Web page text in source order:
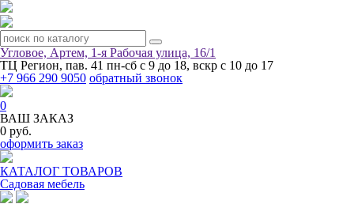
Угловое, Артем, ​1-я Рабочая улица, 16/1
ТЦ Регион, пав. 41 пн-сб с 9 до 18, вскр с 10 до 17
+7 966 290 9050 обратный звонок
0
ВАШ ЗАКАЗ
0 руб.
оформить заказ
КАТАЛОГ ТОВАРОВ
Садовая мебель